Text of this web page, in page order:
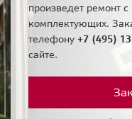
произведет ремонт
комплектующих.
телефону +7 (495)
сайте.